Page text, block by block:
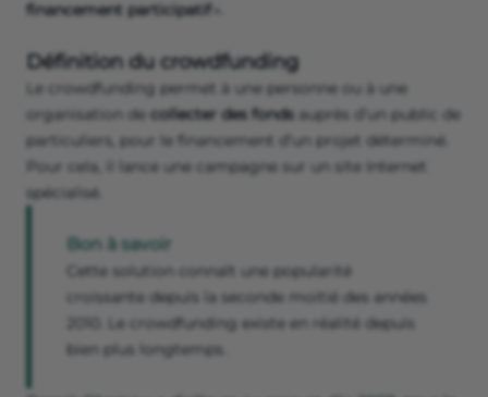
financement participatif ».
Définition du crowdfunding
Le crowdfunding permet à une personne ou à une
organisation de collecter des fonds auprès d’un public de
particuliers, pour le financement d’un projet déterminé.
Pour cela, il lance une campagne sur un site Internet
spécialisé.
Bon à savoir
Cette solution connaît une popularité
croissante depuis la seconde moitié des années
2010. Le crowdfunding existe en réalité depuis
bien plus longtemps.